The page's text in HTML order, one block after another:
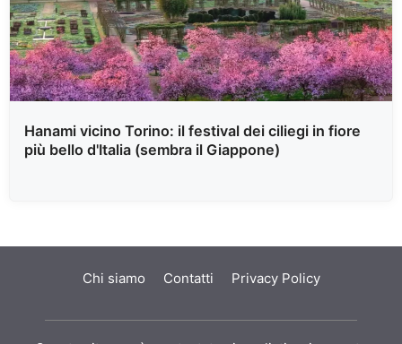
Hanami vicino Torino: il festival dei ciliegi in fiore
più bello d'Italia (sembra il Giappone)
Chi siamo Contatti Privacy Policy